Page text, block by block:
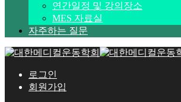
연간일정 및 강의장소
MES 자료실
자주하는 질문
로그인
회원가입